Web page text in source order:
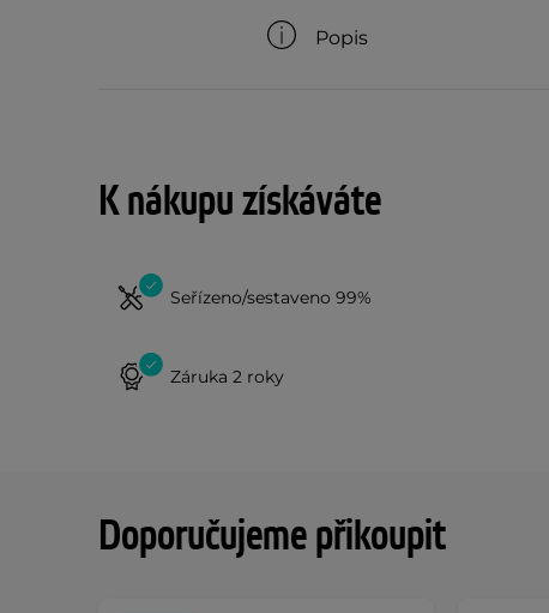
Popis
K nákupu získáváte
Seřízeno/sestaveno 99%
Záruka 2 roky
Doporučujeme přikoupit